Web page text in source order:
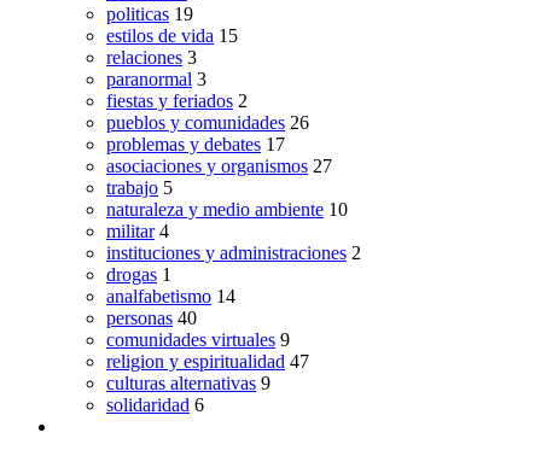
politicas 19
estilos de vida 15
relaciones 3
paranormal 3
fiestas y feriados 2
pueblos y comunidades 26
problemas y debates 17
asociaciones y organismos 27
trabajo 5
naturaleza y medio ambiente 10
militar 4
instituciones y administraciones 2
drogas 1
analfabetismo 14
personas 40
comunidades virtuales 9
religion y espiritualidad 47
culturas alternativas 9
solidaridad 6